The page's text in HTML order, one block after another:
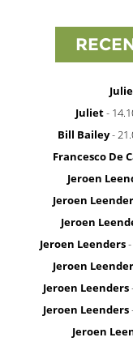
Juliet-
Bill Bailey-
Francesco De
Jeroen
Jeroen
Jeroen
Jeroen Leenders
Jeroen
Jeroen Leenders
Jeroen Leenders
Jeroen